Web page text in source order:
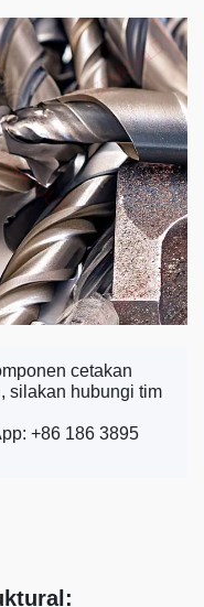
cetakan
silakan hubungi tim
+86 186 3895